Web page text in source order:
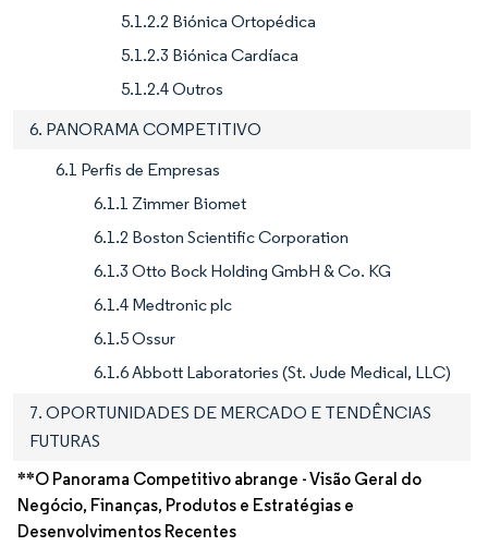
5.1.2.2 Biónica Ortopédica
5.1.2.3 Biónica Cardíaca
5.1.2.4 Outros
6. PANORAMA COMPETITIVO
6.1 Perfis de Empresas
6.1.1 Zimmer Biomet
6.1.2 Boston Scientific Corporation
6.1.3 Otto Bock Holding GmbH & Co. KG
6.1.4 Medtronic plc
6.1.5 Ossur
6.1.6 Abbott Laboratories (St. Jude Medical, LLC)
7. OPORTUNIDADES DE MERCADO E TENDÊNCIAS
FUTURAS
**O Panorama Competitivo abrange - Visão Geral do
Negócio, Finanças, Produtos e Estratégias e
Desenvolvimentos Recentes